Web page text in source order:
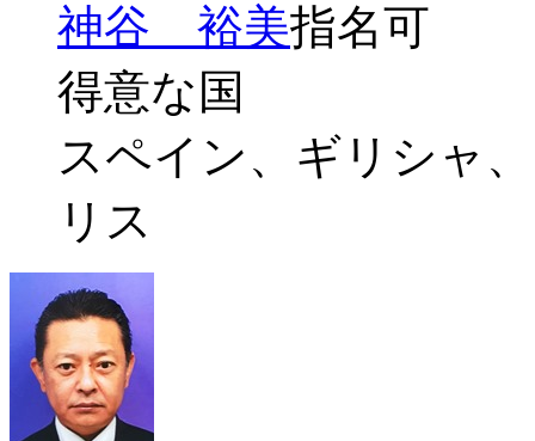
神谷 裕美指名可
得意な国
スペイン、ギリシャ
リス